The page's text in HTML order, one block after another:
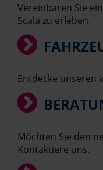
Vereinbaren Sie
Scala zu erleben.
Entdecke unseren
Möchten Sie den
Kontaktiere uns.